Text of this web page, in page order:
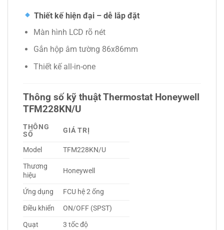
Thiết kế hiện đại – dễ lắp đặt
Màn hình LCD rõ nét
Gắn hộp âm tường 86x86mm
Thiết kế all-in-one
Thông số kỹ thuật Thermostat Honeywell
TFM228KN/U
THÔNG
SỐ
GIÁ TRỊ
Model
TFM228KN/U
Thương
hiệu
Honeywell
Ứng dụng
FCU hệ 2 ống
Điều khiển
ON/OFF (SPST)
Quạt
3 tốc độ